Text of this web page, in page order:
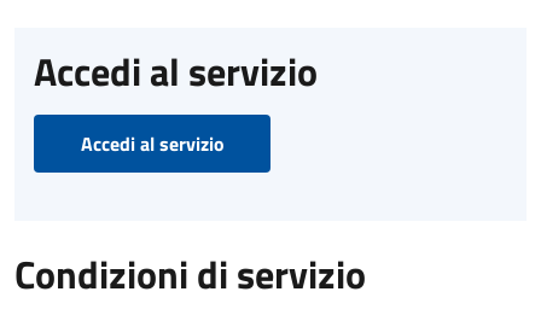
Accedi al servizio
Accedi al servizio
Condizioni di servizio